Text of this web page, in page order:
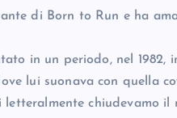
di Born to Run e ha
in un periodo, nel 1982,
lui suonava con quella
chiudevamo